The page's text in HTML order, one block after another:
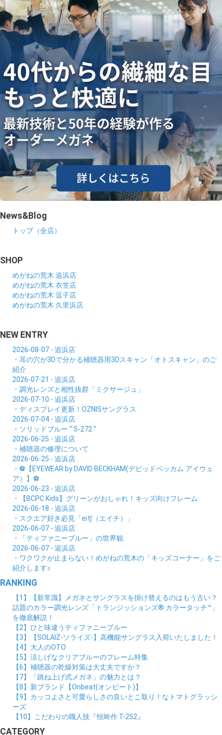
News&Blog
トップ（全店）
SHOP
めがねの荒木 追浜店
めがねの荒木 衣笠店
めがねの荒木 逗子店
めがねの荒木 久里浜店
NEW ENTRY
2026-08-07 - 追浜店
・耳の穴が3Dで分かる補聴器用3Dスキャン「オトスキャン」のご
紹介
2026-07-21 - 追浜店
・調光レンズと相性抜群「ミクサージュ」
2026-07-10 - 追浜店
・ディスプレイ更新！OZNISサングラス
2026-07-04 - 追浜店
・ソリッドブルー “ S-272 ”
2026-06-25 - 追浜店
・補聴器の修理について
2026-06-25 - 追浜店
・⚽【EYEWEAR by DAVID BECKHAM(デビッドベッカム アイウェ
ア）】⚽
2026-06-23 - 追浜店
・【BCPC Kids】グリーンがおしゃれ！キッズ向けフレーム
2026-06-18 - 追浜店
・スクエア好き必見「eit∫（エイチ）」
2026-06-07 - 追浜店
・「ティファニーブルー」の世界観
2026-06-07 - 追浜店
・ワクワクが止まらない！めがねの荒木の「キッズコーナー」をご
紹介します♪
RANKING
【1】【新常識】メガネとサングラスを掛け替えるのはもう古い？
話題のカラー調光レンズ「トランジッションズ® カラータッチ™」
を徹底解説！
【2】ひと味違うティファニーブルー
【3】【SOLAIZ-ソライズ-】高機能サングラス入荷いたしました！
【4】大人のOTO
【5】涼しげなクリアブルーのフレーム特集
【6】補聴器の乾燥対策は大丈夫ですか？
【7】「跳ね上げ式メガネ」の魅力とは？
【8】新ブランド【Onbeat(オンビート)】
【9】カッコよさと可愛らしさの良いとこ取り！なトマトグラッシ
ーズ
【10】こだわりの職人技『恒眸作 T-252』
CATEGORY